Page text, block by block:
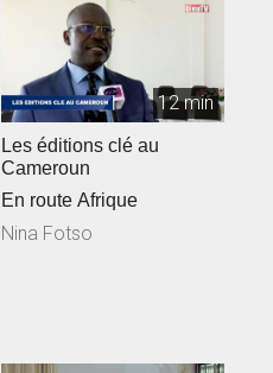
12 min
Les éditions clé au
Cameroun
En route Afrique
Nina Fotso